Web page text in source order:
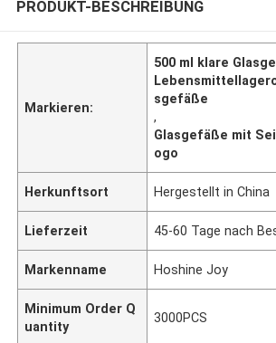
PRODUKT-BESCHREIBUNG
Markieren:
500 ml klare
sgefäße
,
Glasgefäße mit
ogo
Herkunftsort Hergestellt in China
Lieferzeit 45-60 Tage nach
Markenname Hoshine Joy
Minimum Order Q
uantity
3000PCS